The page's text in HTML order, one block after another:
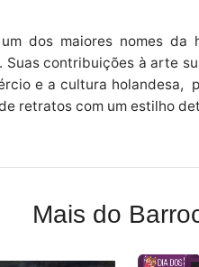
dos maiores nomes
contribuições à arte
e a cultura
retratos com um estilho
Mais do